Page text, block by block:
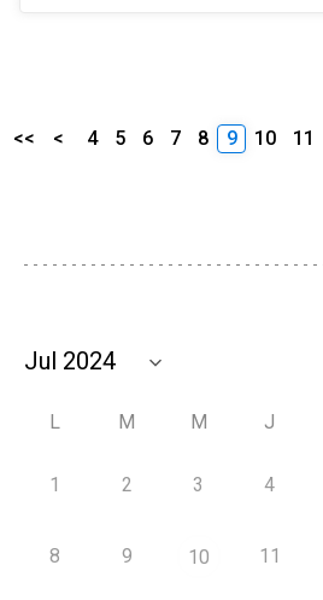
<< < 4 5 6 7 8 9 10 11
L M M J
1 2 3 4
8 9 10 11